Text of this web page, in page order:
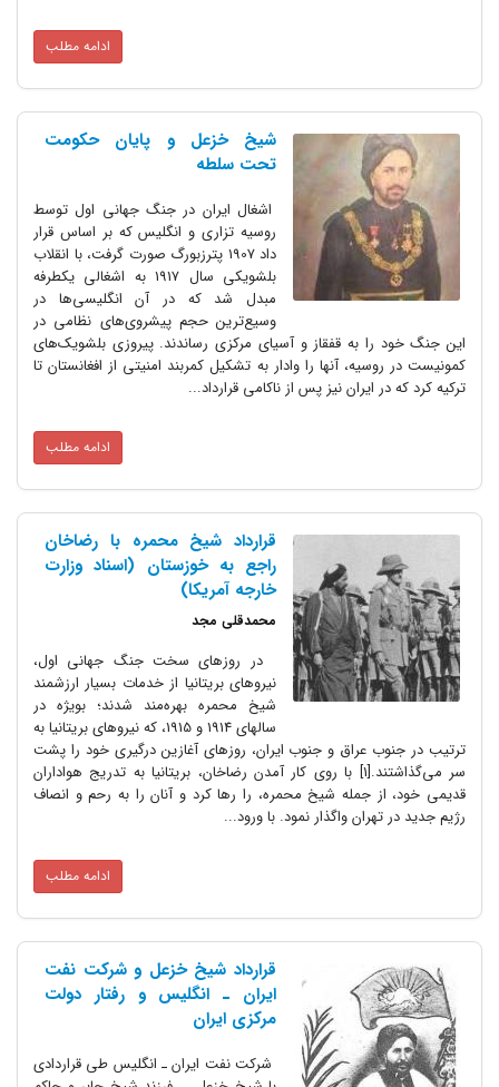
ادامه مطلب
شیخ خزعل و پایان حکومت
تحت سلطه
اشغال ایران در جنگ جهانی اول توسط
روسیه تزاری و انگلیس که بر اساس قرار
داد 1907 پترزبورگ صورت گرفت، با انقلاب
بلشویکی سال 1917 به اشغالی یکطرفه
مبدل شد که در آن انگلیسی‌ها در
وسیع‌ترین حجم پیشروی‌های نظامی در
این جنگ خود را به قفقاز و آسیای مرکزی رساندند. پیروزی بلشویک‌های
کمونیست در روسیه، آنها را وادار به تشکیل کمربند امنیتی از افغانستان تا
ترکیه کرد که در ایران نیز پس از ناکامی قرارداد...
ادامه مطلب
قرارداد شیخ محمره با رضاخان
راجع به خوزستان (اسناد وزارت
خارجه آمریکا)
محمدقلی مجد
در روزهای سخت جنگ جهانی اول،
نیروهای بریتانیا از خدمات بسیار ارزشمند
شیخ محمره بهره‌مند شدند؛ بویژه در
سالهای 1914 و 1915، که نیروهای بریتانیا به
ترتیب در جنوب عراق و جنوب ایران، روزهای آغازین درگیری خود را پشت
سر می‌گذاشتند.[1] با روی کار آمدن رضاخان، بریتانیا به تدریج هواداران
قدیمی خود، از جمله شیخ محمره، را رها کرد و آنان را به رحم و انصاف
رژیم جدید در تهران واگذار نمود. با ورود...
ادامه مطلب
قرارداد شیخ خزعل و شرکت نفت
ایران ـ انگلیس و رفتار دولت
مرکزی ایران
شرکت نفت ایران ـ انگلیس طی قراردادی